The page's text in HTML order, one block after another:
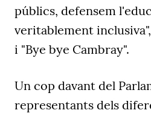
públics, defensem
veritablement inclusiva",
i "Bye bye Cambray".
Un cop davant del
representants dels